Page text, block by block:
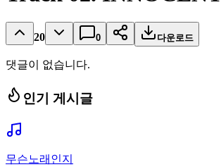
20 0 다운로드
댓글이 없습니다.
인기 게시글
무슨노래인지